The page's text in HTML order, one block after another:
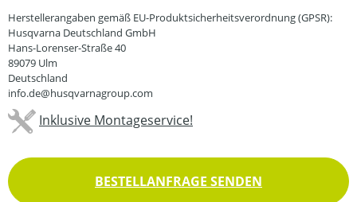
Herstellerangaben gemäß EU-Produktsicherheitsverordnung (GPSR):
Husqvarna Deutschland GmbH
Hans-Lorenser-Straße 40
89079 Ulm
Deutschland
info.de@husqvarnagroup.com
Inklusive Montageservice!
BESTELLANFRAGE SENDEN